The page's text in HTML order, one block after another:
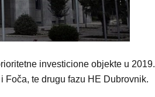
investicione objekte u 2019.
te drugu fazu HE Dubrovnik.